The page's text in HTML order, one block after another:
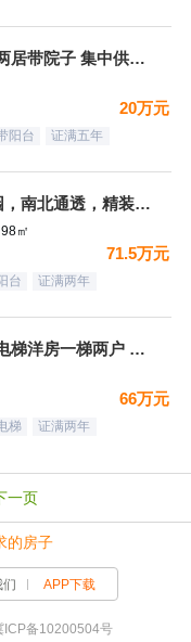
二康附近 单位房南北两居带院子 集中供暖税费低
20万元
阳台 证满五年
71.5万可议，牛津花园，南北通透，精装未住三居，装修太哇塞
㎡
71.5万元
台 证满两年
华阳路边 德信公园旁电梯洋房一梯两户 三居双卫 66万！
66万元
梯 证满两年
一页
的房子
们 APP下载
ICP备10200504号